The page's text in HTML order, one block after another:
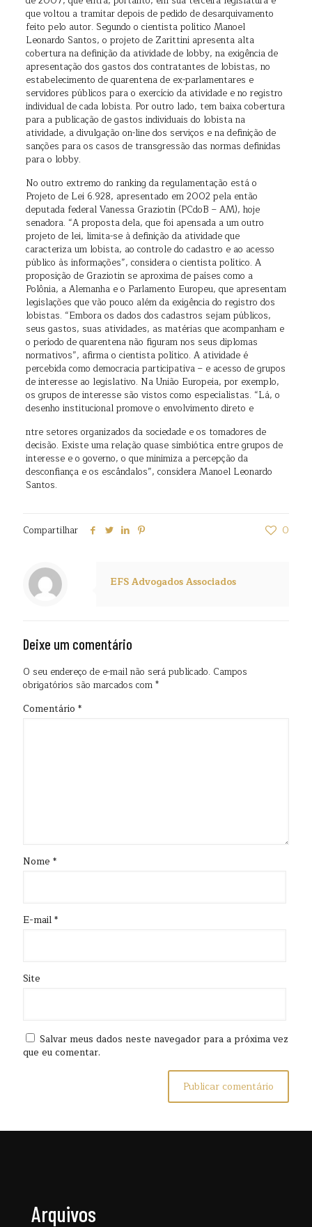
que voltou a tramitar depois de pedido de desarquivamento
feito pelo autor. Segundo o cientista político Manoel
Leonardo Santos, o projeto de Zarittini apresenta alta
cobertura na definição da atividade de lobby, na exigência de
apresentação dos gastos dos contratantes de lobistas, no
estabelecimento de quarentena de ex-parlamentares e
servidores públicos para o exercício da atividade e no registro
individual de cada lobista. Por outro lado, tem baixa cobertura
para a publicação de gastos individuais do lobista na
atividade, a divulgação on-line dos serviços e na definição de
sanções para os casos de transgressão das normas definidas
para o lobby.
No outro extremo do ranking da regulamentação está o
Projeto de Lei 6.928, apresentado em 2002 pela então
deputada federal Vanessa Graziotin (PCdoB – AM), hoje
senadora. “A proposta dela, que foi apensada a um outro
projeto de lei, limita-se à definição da atividade que
caracteriza um lobista, ao controle do cadastro e ao acesso
público às informações”, considera o cientista político. A
proposição de Graziotin se aproxima de países como a
Polônia, a Alemanha e o Parlamento Europeu, que apresentam
legislações que vão pouco além da exigência do registro dos
lobistas. “Embora os dados dos cadastros sejam públicos,
seus gastos, suas atividades, as matérias que acompanham e
o período de quarentena não figuram nos seus diplomas
normativos”, afirma o cientista político. A atividade é
percebida como democracia participativa – e acesso de grupos
de interesse ao legislativo. Na União Europeia, por exemplo,
os grupos de interesse são vistos como especialistas. “Lá, o
desenho institucional promove o envolvimento direto e
ntre setores organizados da sociedade e os tomadores de
decisão. Existe uma relação quase simbiótica entre grupos de
interesse e o governo, o que minimiza a percepção da
desconfiança e os escândalos”, considera Manoel Leonardo
Santos.
Compartilhar 0
EFS Advogados Associados
Deixe um comentário
O seu endereço de e-mail não será publicado. Campos
obrigatórios são marcados com*
Comentário *
Nome *
E-mail*
Site
Salvar meus dados neste navegador para a próxima vez
que eu comentar.
Arquivos